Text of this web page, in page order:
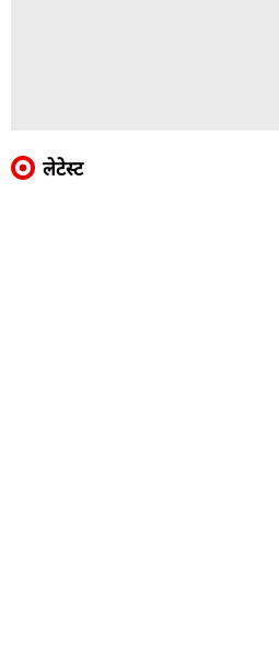
लेटेस्ट